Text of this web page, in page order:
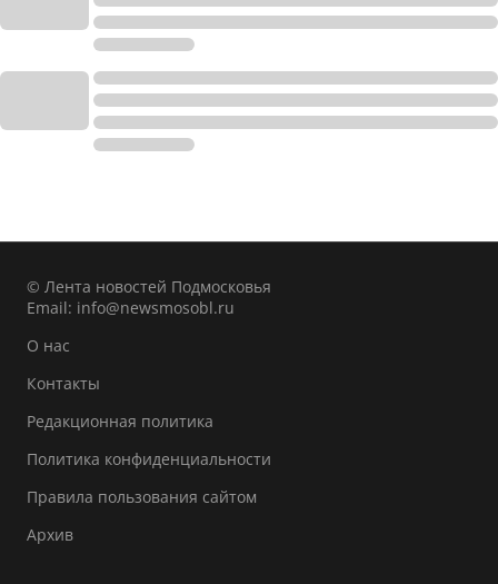
© Лента новостей Подмосковья
Email: info@newsmosobl.ru
О нас
Контакты
Редакционная политика
Политика конфиденциальности
Правила пользования сайтом
Архив